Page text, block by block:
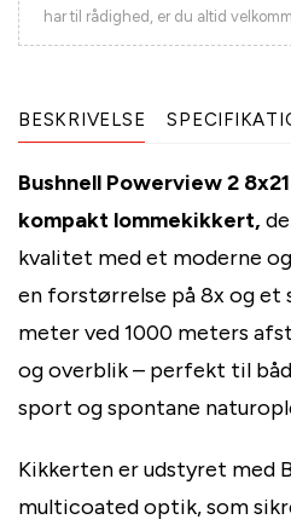
har til rådighed, er du altid
BESKRIVELSE
Bushnell Powerview 2
kompakt lommekikkert,
kvalitet med et moderne
en forstørrelse på 8x og et
meter ved 1000 meters
og overblik – perfekt til
sport og spontane
Kikkerten er udstyret med
multicoated optik, som